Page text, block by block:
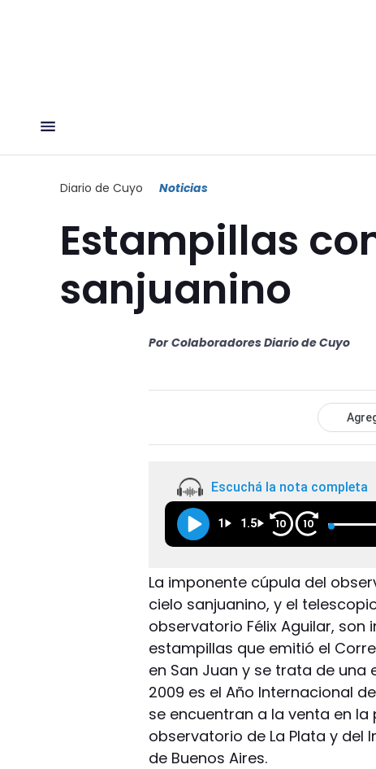
Diario de Cuyo Noticias
Estampillas
sanjuanino
Por Colaboradores Diario de Cuyo
Escuchá la nota completa
1 1.5 10 10
La imponente cúpula del
cielo sanjuanino, y el
observatorio Félix Aguilar,
estampillas que emitió el
en San Juan y se trata de
2009 es el Año Internacional
se encuentran a la venta en
observatorio de La Plata y del
de Buenos Aires.